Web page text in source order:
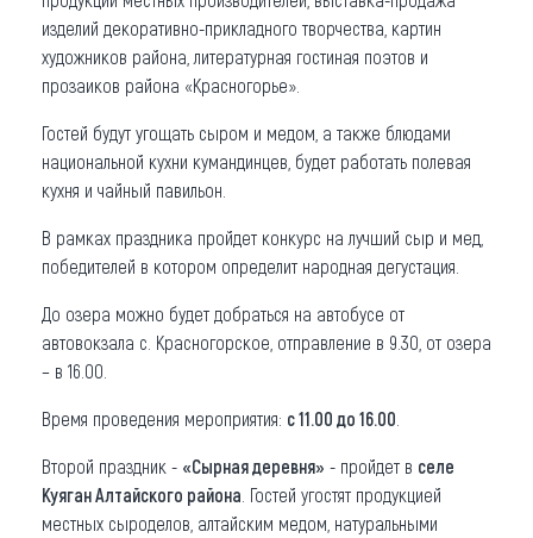
изделий декоративно-прикладного творчества, картин
художников района, литературная гостиная поэтов и
прозаиков района «Красногорье».
Гостей будут угощать сыром и медом, а также блюдами
национальной кухни кумандинцев, будет работать полевая
кухня и чайный павильон.
В рамках праздника пройдет конкурс на лучший сыр и мед,
победителей в котором определит народная дегустация.
До озера можно будет добраться на автобусе от
автовокзала с. Красногорское, отправление в 9.30, от озера
– в 16.00.
Время проведения мероприятия: с 11.00 до 16.00
Второй праздник - «Сырная деревня» - пройдет в селе
Куяган Алтайского района . Гостей угостят продукцией
местных сыроделов, алтайским медом, натуральными